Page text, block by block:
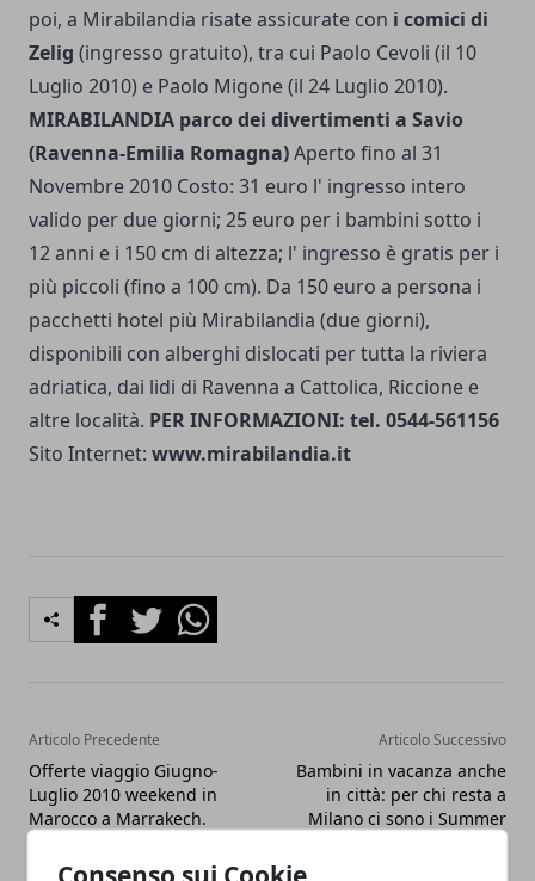
Consenso sui Cookie
poi, a Mirabilandia risate assi­curate con i comici di
Zelig (in­gresso gratuito), tra cui Paolo Cevoli (il 10
Luglio 2010) e Paolo Migone (il 24 Luglio 2010).
MIRABILANDIA parco dei divertimenti a Savio
(Ravenna-Emilia Romagna)Aperto fino al 31
Novembre 2010 Costo: 31 euro l' ingresso in­tero
valido per due giorni; 25 euro per i bambini sotto i
12 anni e i 150 cm di altezza; l' in­gresso è gratis per i
più piccoli (fino a 100 cm). Da 150 euro a persona i
pacchetti hotel più Mirabilandia (due giorni),
disponi­bili con alberghi dislocati per tutta la riviera
adriatica, dai lidi di Ravenna a Cattolica, Riccione e
altre località. PER INFORMAZIONI: tel. 0544-561156
Sito Internet: www.mirabilandia.it
FacebookTwitterWhatsapp
Articolo Precedente
Offerte viaggio Giugno-
Luglio 2010 weekend in
Marocco a Marrakech.
Luglio 2010
Articolo Successivo
Bambini in vacanza anche
in città: per chi resta a
Milano ci sono i Summer